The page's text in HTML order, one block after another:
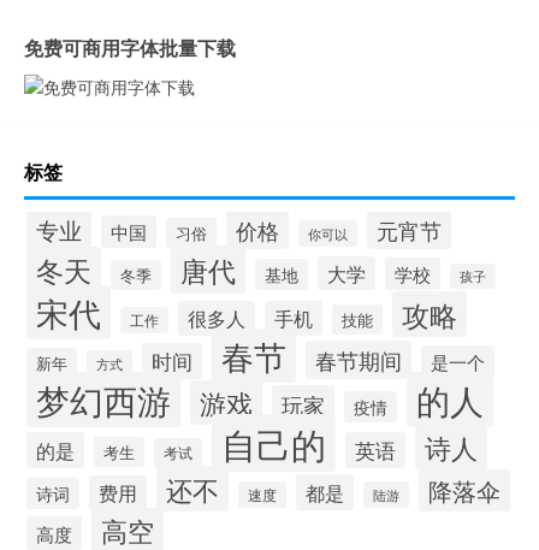
免费可商用字体批量下载
标签
专业 中国 习俗 价格 你可以 元宵节
冬天 冬季 唐代 基地 大学 学校 孩子
宋代 工作 很多人 手机 技能 攻略
新年 方式 时间 春节 春节期间 是一个
梦幻西游 游戏 玩家 疫情 的人
的是 考生 考试 自己的 英语 诗人
诗词 费用 还不 速度 都是 陆游 降落伞
高度 高空